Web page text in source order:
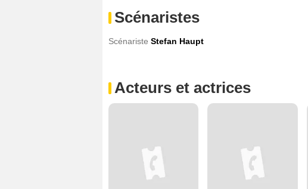
Scénaristes
Scénariste Stefan Haupt
Acteurs et actrices